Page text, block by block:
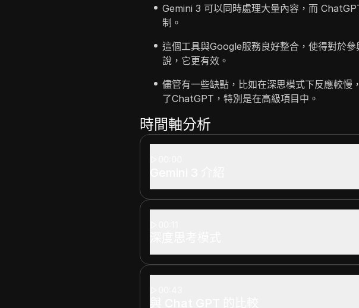
Gemini 3 可以同時處理大量內容，而
制。
這個工具與Google服務良好整合，使得對於
說，它更有效。
儘管有一些缺點，比如在深思模式下反應較慢
了ChatGPT，特別是在高級項目中。
時間軸分析